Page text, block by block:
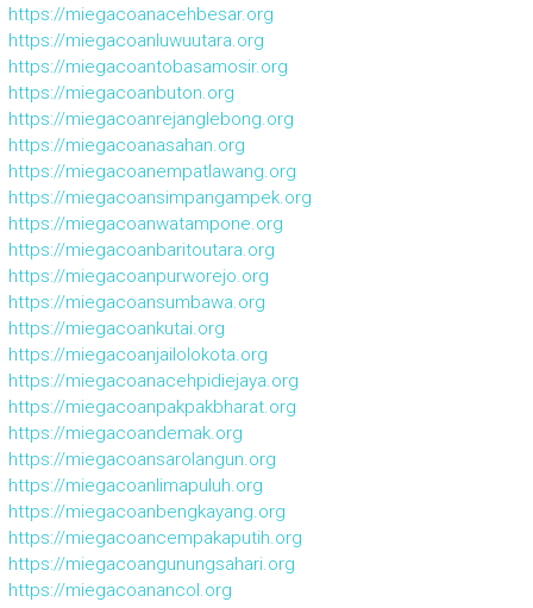
https://miegacoanacehbesar.org
https://miegacoanluwuutara.org
https://miegacoantobasamosir.org
https://miegacoanbuton.org
https://miegacoanrejanglebong.org
https://miegacoanasahan.org
https://miegacoanempatlawang.org
https://miegacoansimpangampek.org
https://miegacoanwatampone.org
https://miegacoanbaritoutara.org
https://miegacoanpurworejo.org
https://miegacoansumbawa.org
https://miegacoankutai.org
https://miegacoanjailolokota.org
https://miegacoanacehpidiejaya.org
https://miegacoanpakpakbharat.org
https://miegacoandemak.org
https://miegacoansarolangun.org
https://miegacoanlimapuluh.org
https://miegacoanbengkayang.org
https://miegacoancempakaputih.org
https://miegacoangunungsahari.org
https://miegacoanancol.org